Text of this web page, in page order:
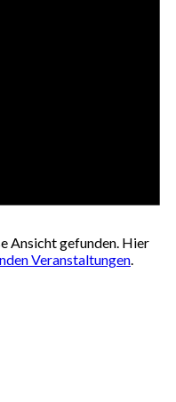
Ansicht gefunden. Hier
Veranstaltungen.